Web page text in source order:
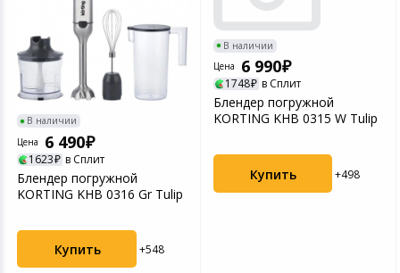
В наличии
Цена
6 490
1623 в Сплит
Блендер погружной
KORTING KHB 0316 Gr Tulip
Купить +548
В наличии
Цена
6 990
1748 в Сплит
Блендер погружной
KORTING KHB 0315 W Tulip
Купить +498